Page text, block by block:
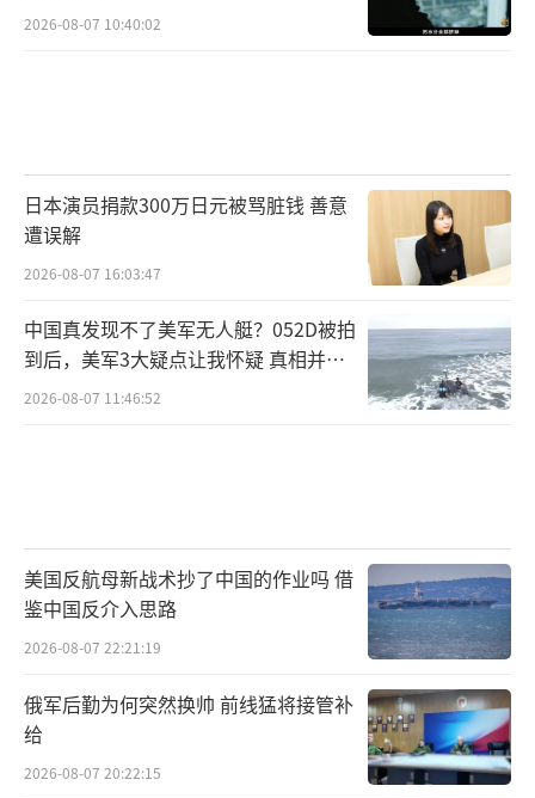
2026-08-07 10:40:02
日本演员捐款300万日元被骂脏钱 善意
遭误解
2026-08-07 16:03:47
中国真发现不了美军无人艇？052D被拍
到后，美军3大疑点让我怀疑 真相并非
如此
2026-08-07 11:46:52
美国反航母新战术抄了中国的作业吗 借
鉴中国反介入思路
2026-08-07 22:21:19
俄军后勤为何突然换帅 前线猛将接管补
给
2026-08-07 20:22:15